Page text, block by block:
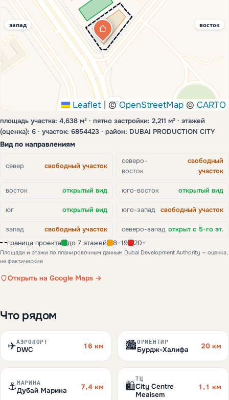
Leaflet | ©OpenStreetMap © CARTO
юг
восток
запад
площадь участка: 4,638 м² · пятно застройки: 2,211 м² · этажей
(оценка): 6 · участок: 6854423 · район: DUBAI PRODUCTION CITY
Вид по направлениям
север свободный участок
северо-
восток
свободный
участок
восток открытый вид юго-восток открытый вид
юг открытый вид юго-запад свободный участок
запад свободный участок северо-запад открыт с 5-го эт.
граница проекта до 7 этажей 8–19 20+
Площади и этажи по планировочным данным Dubai Development Authority — оценка,
не фактические
Открыть на Google Maps →
Что рядом
✈️АЭРОПОРТ
DWC 16 км 🏙️ОРИЕНТИР
Бурдж-Халифа 20 км
⚓МАРИНА
Дубай Марина 7,4 км 🛍️
ТЦ
City Centre
Meaisem
1,1 км